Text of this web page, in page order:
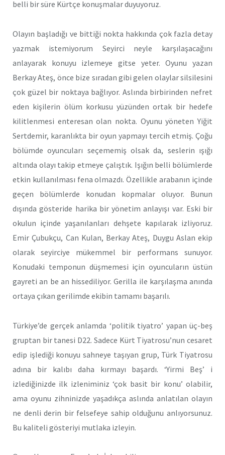
belli bir süre Kürtçe konuşmalar duyuyoruz.
Olayın başladığı ve bittiği nokta hakkında çok fazla detay
yazmak istemiyorum Seyirci neyle karşılaşacağını
anlayarak konuyu izlemeye gitse yeter. Oyunu yazan
Berkay Ateş, önce bize sıradan gibi gelen olaylar silsilesini
çok güzel bir noktaya bağlıyor. Aslında birbirinden nefret
eden kişilerin ölüm korkusu yüzünden ortak bir hedefe
kilitlenmesi enteresan olan nokta. Oyunu yöneten Yiğit
Sertdemir, karanlıkta bir oyun yapmayı tercih etmiş. Çoğu
bölümde oyuncuları seçememiş olsak da, seslerin ışığı
altında olayı takip etmeye çalıştık. Işığın belli bölümlerde
etkin kullanılması fena olmazdı. Özellikle arabanın içinde
geçen bölümlerde konudan kopmalar oluyor. Bunun
dışında gösteride harika bir yönetim anlayışı var. Eski bir
okulun içinde yaşanılanları dehşete kapılarak izliyoruz.
Emir Çubukçu, Can Kulan, Berkay Ateş, Duygu Aslan ekip
olarak seyirciye mükemmel bir performans sunuyor.
Konudaki temponun düşmemesi için oyuncuların üstün
gayreti an be an hissediliyor. Gerilla ile karşılaşma anında
ortaya çıkan gerilimde ekibin tamamı başarılı.
Türkiye’de gerçek anlamda ‘politik tiyatro’ yapan üç-beş
gruptan bir tanesi D22. Sadece Kürt Tiyatrosu’nun cesaret
edip işlediği konuyu sahneye taşıyan grup, Türk Tiyatrosu
adına bir kalıbı daha kırmayı başardı. ‘Yirmi Beş’ i
izlediğinizde ilk izleniminiz ‘çok basit bir konu’ olabilir,
ama oyunu zihninizde yaşadıkça aslında anlatılan olayın
ne denli derin bir felsefeye sahip olduğunu anlıyorsunuz.
Bu kaliteli gösteriyi mutlaka izleyin.